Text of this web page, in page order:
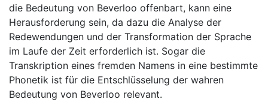
die Bedeutung von Beverloo offenbart, kann eine
Herausforderung sein, da dazu die Analyse der
Redewendungen und der Transformation der Sprache
im Laufe der Zeit erforderlich ist. Sogar die
Transkription eines fremden Namens in eine bestimmte
Phonetik ist für die Entschlüsselung der wahren
Bedeutung von Beverloo relevant.